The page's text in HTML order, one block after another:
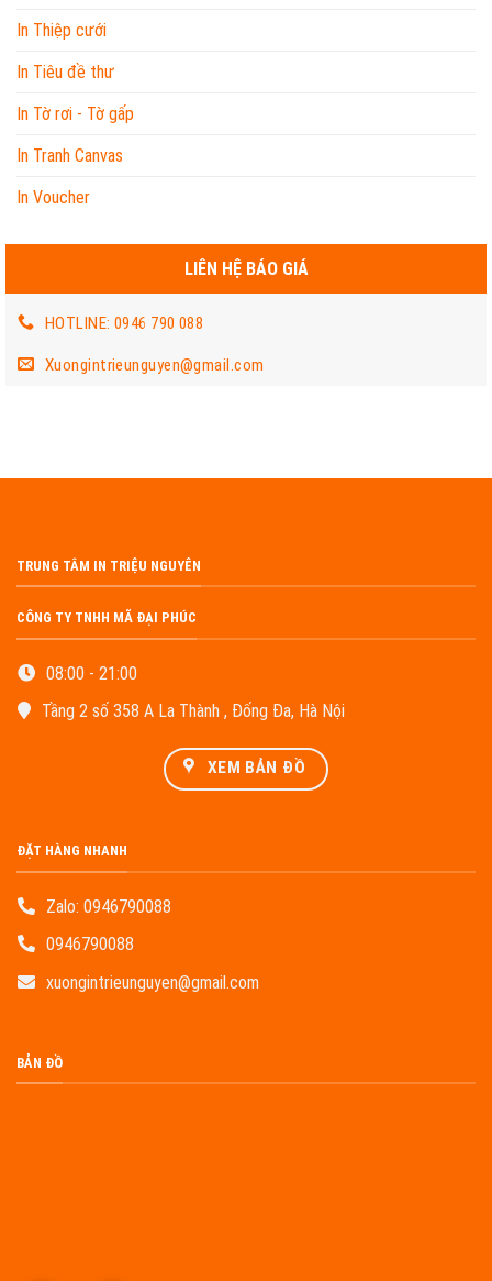
In Thiệp cưới
In Tiêu đề thư
In Tờ rơi - Tờ gấp
In Tranh Canvas
In Voucher
LIÊN HỆ BÁO GIÁ
HOTLINE: 0946 790 088
Xuongintrieunguyen@gmail.com
TRUNG TÂM IN TRIỆU NGUYÊN
CÔNG TY TNHH MÃ ĐẠI PHÚC
08:00 - 21:00
Tầng 2 số 358 A La Thành , Đống Đa, Hà Nội
XEM BẢN ĐỒ
ĐẶT HÀNG NHANH
Zalo: 0946790088
0946790088
xuongintrieunguyen@gmail.com
BẢN ĐỒ